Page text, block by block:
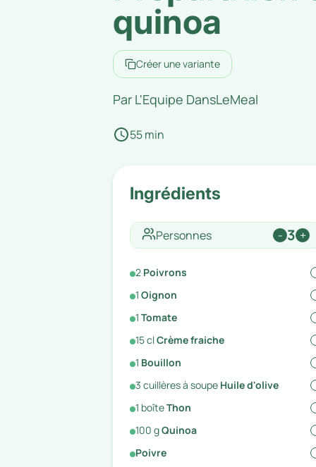
quinoa
Créer une variante
Par L'Equipe DansLeMeal
55 min
Ingrédients
Personnes - 3 +
2 Poivrons
1 Oignon
1 Tomate
15clCrème fraiche
1 Bouillon
3 cuillères à soupe Huile d'olive
1 boîteThon
100 gQuinoa
Poivre